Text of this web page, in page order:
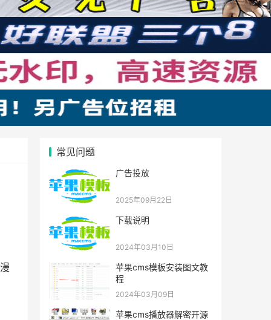
常见问题
广告投放
2025年09月22日
下载说明
2024年03月10日
苹果cms模板安装图文教
程
2024年03月09日
苹果cms播放器解密开源